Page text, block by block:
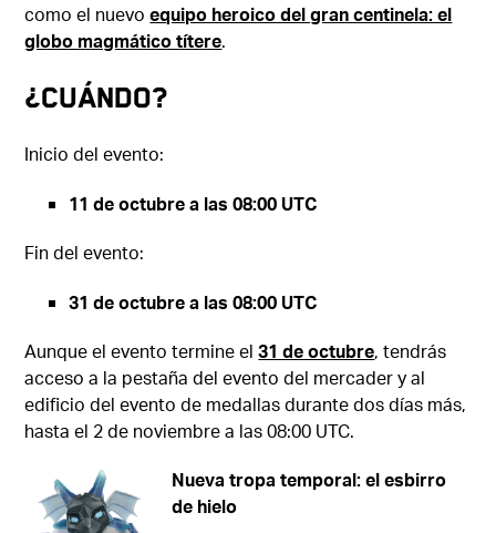
como el nuevoequipo heroico del gran centinela: el
globo magmático títere.
¿Cuándo?
Inicio del evento:
11 de octubre a las 08:00 UTC
Fin del evento:
31 de octubre a las 08:00 UTC
Aunque el evento termine el31 de octubre, tendrás
acceso a la pestaña del evento del mercader y al
edificio del evento de medallas durante dos días más,
hasta el 2 de noviembre a las 08:00 UTC.
Nueva tropa temporal: el esbirro
de hielo